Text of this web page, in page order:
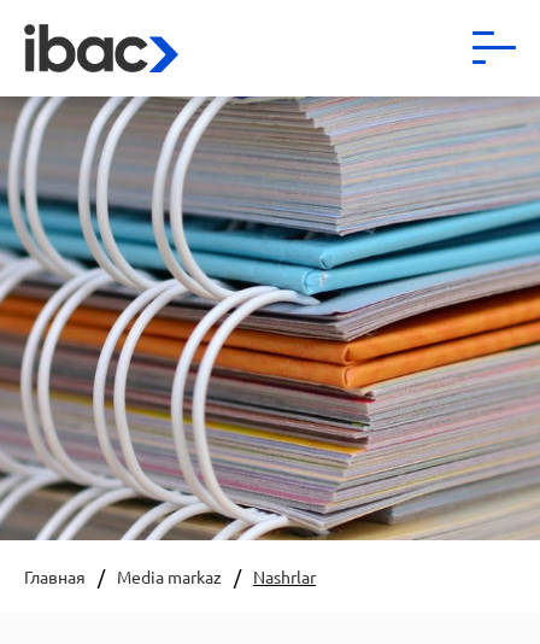
Главная Media markaz Nashrlar